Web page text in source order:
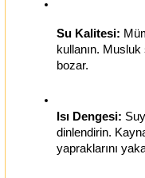
Su Kalitesi:
kullanın. Musluk
bozar.
Isı Dengesi:
dinlendirin.
yapraklarını